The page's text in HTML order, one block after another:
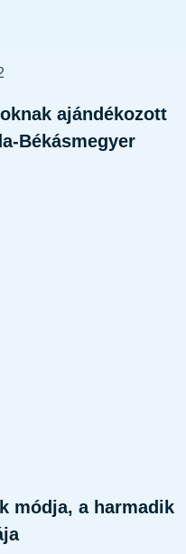
ajándékozott
Békásmegyer
módja, a harmadik